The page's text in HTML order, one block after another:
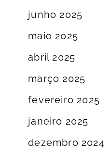
junho 2025
maio 2025
abril 2025
março 2025
fevereiro 2025
janeiro 2025
dezembro 2024